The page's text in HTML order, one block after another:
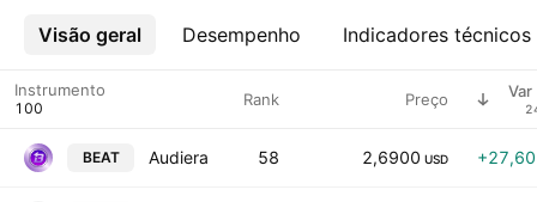
Visão geral Desempenho Indicadores técnicos
Mais
Instrumento Rank Preço Var
BEAT Audiera 58 2,6900 USD